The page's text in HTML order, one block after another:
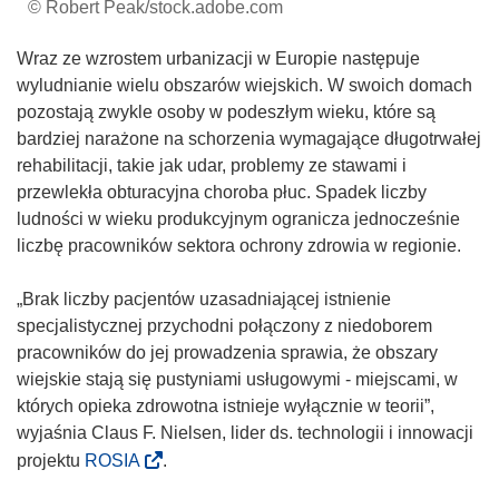
© Robert Peak/stock.adobe.com
Wraz ze wzrostem urbanizacji w Europie następuje
wyludnianie wielu obszarów wiejskich. W swoich domach
pozostają zwykle osoby w podeszłym wieku, które są
bardziej narażone na schorzenia wymagające długotrwałej
rehabilitacji, takie jak udar, problemy ze stawami i
przewlekła obturacyjna choroba płuc. Spadek liczby
ludności w wieku produkcyjnym ogranicza jednocześnie
liczbę pracowników sektora ochrony zdrowia w regionie.
„Brak liczby pacjentów uzasadniającej istnienie
specjalistycznej przychodni połączony z niedoborem
pracowników do jej prowadzenia sprawia, że obszary
wiejskie stają się pustyniami usługowymi - miejscami, w
których opieka zdrowotna istnieje wyłącznie w teorii”,
wyjaśnia Claus F. Nielsen, lider ds. technologii i innowacji
projektu ROSIA .